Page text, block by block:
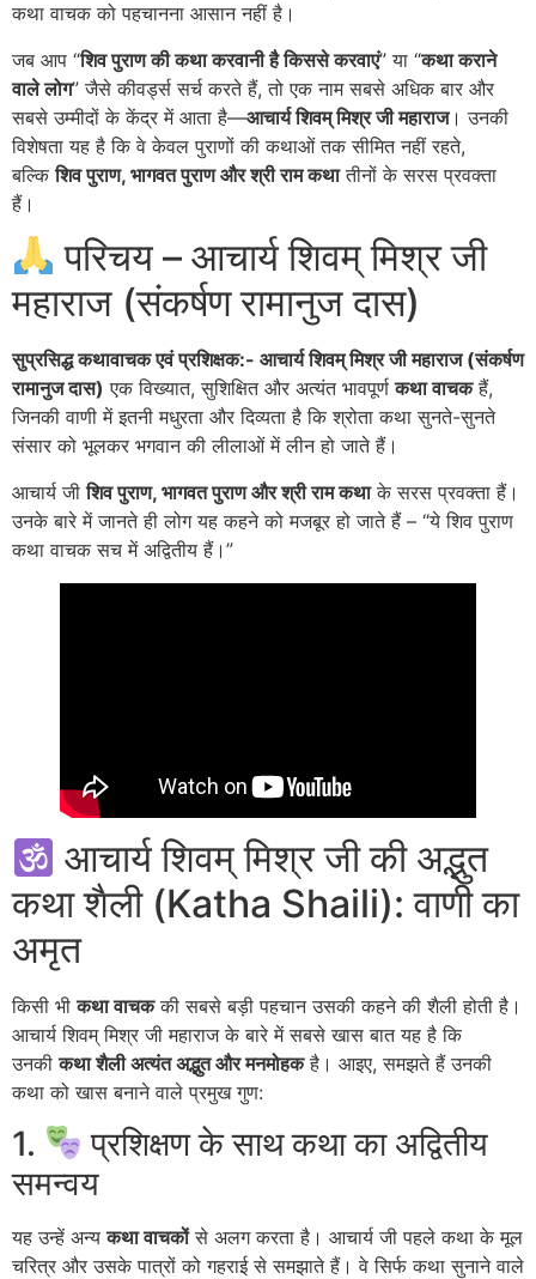
कथा वाचक को पहचानना आसान नहीं है।
जब आप “शिव पुराण की कथा करवानी है किससे करवाएं” या “कथा कराने
वाले लोग” जैसे कीवर्ड्स सर्च करते हैं, तो एक नाम सबसे अधिक बार और
सबसे उम्मीदों के केंद्र में आता है—आचार्य शिवम् मिश्र जी महाराज। उनकी
विशेषता यह है कि वे केवल पुराणों की कथाओं तक सीमित नहीं रहते,
बल्किशिव पुराण, भागवत पुराण और श्री राम कथातीनों के सरस प्रवक्ता
हैं।
परिचय – आचार्य शिवम् मिश्र जी
महाराज (संकर्षण रामानुज दास)
सुप्रसिद्ध कथावाचक एवं प्रशिक्षक:- आचार्य शिवम् मिश्र जी महाराज (संकर्षण
रामानुज दास) एक विख्यात, सुशिक्षित और अत्यंत भावपूर्णकथा वाचकहैं,
जिनकी वाणी में इतनी मधुरता और दिव्यता है कि श्रोता कथा सुनते-सुनते
संसार को भूलकर भगवान की लीलाओं में लीन हो जाते हैं।
आचार्य जीशिव पुराण, भागवत पुराण और श्री राम कथाके सरस प्रवक्ता हैं।
उनके बारे में जानते ही लोग यह कहने को मजबूर हो जाते हैं – “ये शिव पुराण
कथा वाचक सच में अद्वितीय हैं।”
आचार्य शिवम् मिश्र जी की अद्भुत
कथा शैली (Katha Shaili): वाणी का
अमृत
किसी भीकथा वाचककी सबसे बड़ी पहचान उसकी कहने की शैली होती है।
आचार्य शिवम् मिश्र जी महाराज के बारे में सबसे खास बात यह है कि
उनकीकथा शैली अत्यंत अद्भुत और मनमोहकहै। आइए, समझते हैं उनकी
कथा को खास बनाने वाले प्रमुख गुण:
1.
प्रशिक्षण के साथ कथा का अद्वितीय
समन्वय
यह उन्हें अन्यकथा वाचकोंसे अलग करता है। आचार्य जी पहले कथा के मूल
चरित्र और उसके पात्रों को गहराई से समझाते हैं। वे सिर्फ कथा सुनाने वाले